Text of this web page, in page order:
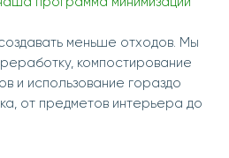
меньше отходов. Мы
компостирование
и использование гораздо
от предметов интерьера до